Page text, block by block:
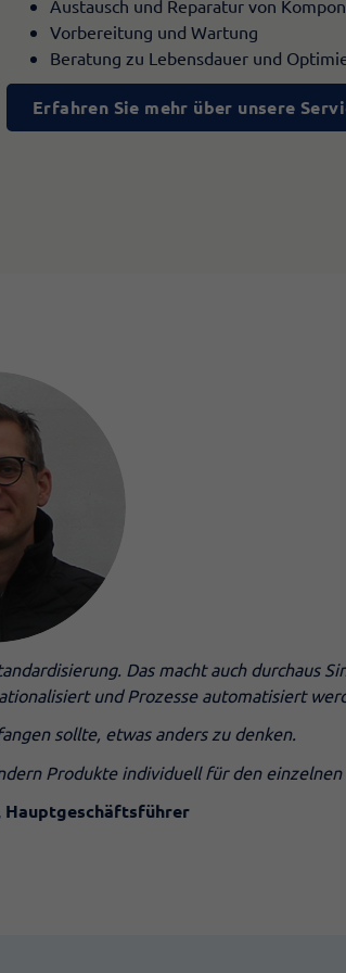
Austausch und Reparatur von
Vorbereitung und Wartung
Beratung zu Lebensdauer und
Erfahren Sie mehr über unsere
Das macht auch durchaus
und Prozesse automatisiert
sollte, etwas anders zu denken.
Produkte individuell für den